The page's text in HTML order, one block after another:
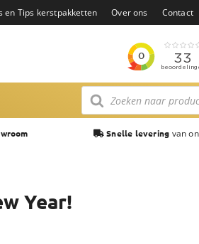
en Tips kerstpakketten Over ons Contact
Producten
zoeken
Snelle levering van
Year!